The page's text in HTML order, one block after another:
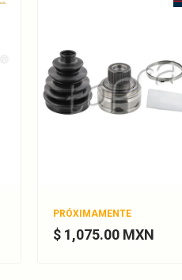
PRÓXIMAMENTE
$ 1,075.00 MXN